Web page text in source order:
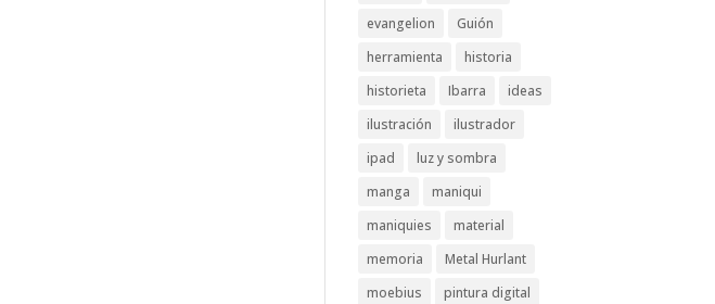
evangelion
Guión
herramienta
historia
historieta
Ibarra
ideas
ilustración
ilustrador
ipad
luz y sombra
manga
maniqui
maniquies
material
memoria
Metal Hurlant
moebius
pintura digital